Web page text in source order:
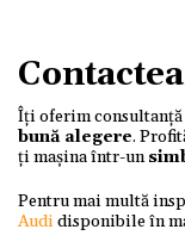
Îți oferim consultanță
bună alegere.
ți mașina într-un
Pentru mai multă
Audi disponibile în